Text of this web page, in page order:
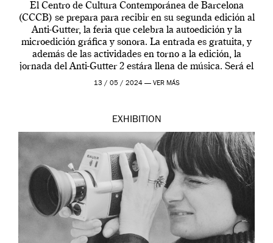
El Centro de Cultura Contemporánea de Barcelona
(CCCB) se prepara para recibir en su segunda edición al
Anti-Gutter, la feria que celebra la autoedición y la
microedición gráfica y sonora. La entrada es gratuita, y
además de las actividades en torno a la edición, la
jornada del Anti-Gutter 2 estára llena de música. Será el
[…]
13 / 05 / 2024 — VER MÁS
EXHIBITION